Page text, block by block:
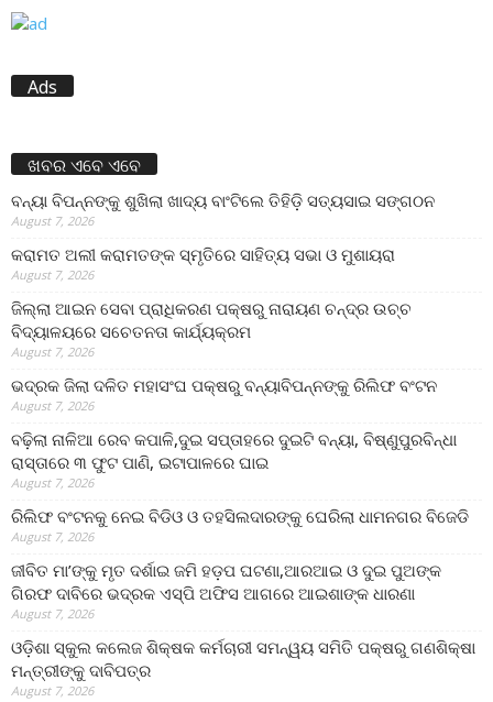
Ads
ଖବର ଏବେ ଏବେ
ବନ୍ୟା ବିପନ୍ନଙ୍କୁ ଶୁଖିଲା ଖାଦ୍ୟ ବାଂଟିଲେ ତିହିଡି଼ ସତ୍ୟସାଇ ସଙ୍ଗଠନ
August 7, 2026
କରାମତ ଅଲୀ କରାମତଙ୍କ ସ୍ମୃତିରେ ସାହିତ୍ୟ ସଭା ଓ ମୁଶାୟରା
August 7, 2026
ଜିଲ୍ଲା ଆଇନ ସେବା ପ୍ରାଧିକରଣ ପକ୍ଷରୁ ନାରାୟଣ ଚନ୍ଦ୍ର ଉଚ୍ଚ
ବିଦ୍ୟାଳୟରେ ସଚେତନତା କାର୍ଯ୍ୟକ୍ରମ
August 7, 2026
ଭଦ୍ରକ ଜିଲା ଦଳିତ ମହାସଂଘ ପକ୍ଷରୁ ବନ୍ୟାବିପନ୍ନଙ୍କୁ ରିଲିଫ ବଂଟନ
August 7, 2026
ବଢ଼ିଲା ନାଳିଆ ରେବ କପାଳି,ଦୁଇ ସପ୍ତାହରେ ଦୁଇଟି ବନ୍ୟା, ବିଷ୍ଣୁପୁରବିନ୍ଧା
ରାସ୍ତାରେ ୩ ଫୁଟ ପାଣି, ଇଟାପାଳରେ ଘାଇ
August 7, 2026
ରିଲିଫ ବଂଟନକୁ ନେଇ ବିଡିଓ ଓ ତହସିଲଦାରଙ୍କୁ ଘେରିଲା ଧାମନଗର ବିଜେଡି
August 7, 2026
ଜୀବିତ ମା’ଙ୍କୁ ମୃତ ଦର୍ଶାଇ ଜମି ହଡ଼ପ ଘଟଣା,ଆରଆଇ ଓ ଦୁଇ ପୁଅଙ୍କ
ଗିରଫ ଦାବିରେ ଭଦ୍ରକ ଏସ୍‌ପି ଅଫିସ ଆଗରେ ଆଇଶାଙ୍କ ଧାରଣା
August 7, 2026
ଓଡ଼ିଶା ସ୍କୁଲ କଲେଜ ଶିକ୍ଷକ କର୍ମଚାରୀ ସମନ୍ୱୟ ସମିତି ପକ୍ଷରୁ ଗଣଶିକ୍ଷା
ମନ୍ତ୍ରୀଙ୍କୁ ଦାବିପତ୍ର
August 7, 2026